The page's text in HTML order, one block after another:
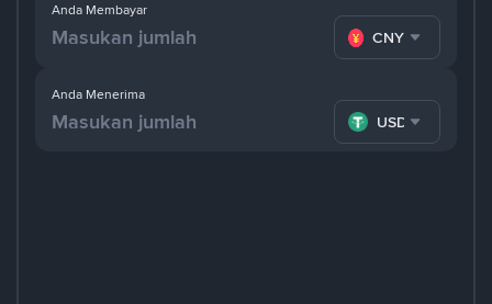
Anda Membayar
CNY
Anda Menerima
USDT